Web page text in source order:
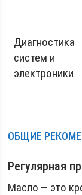
Диагностика
систем и
электроники
ОБЩИЕ
Регулярная
Масло — это